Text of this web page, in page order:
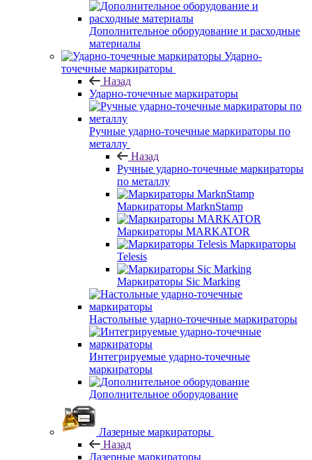
Дополнительное оборудование и расходные
материалы
Ударно-
точечные маркираторы
Назад
Ударно-точечные маркираторы
Ручные ударно-точечные маркираторы по
металлу
Назад
Ручные ударно-точечные маркираторы
по металлу
Маркираторы MarknStamp
Маркираторы MARKATOR
Маркираторы
Telesis
Маркираторы Sic Marking
Настольные ударно-точечные маркираторы
Интегрируемые ударно-точечные
маркираторы
Дополнительное оборудование
Лазерные маркираторы
Назад
Лазерные маркираторы